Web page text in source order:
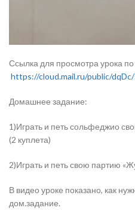
Ссылка для просмотра урока
https://cloud.mail.ru/public/
Домашнее задание:
1)Играть и петь сольфеджио
(2 куплета)
2)Играть и петь свою партию
В видео уроке показано, как
дом.задание.